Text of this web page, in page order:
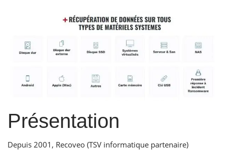
Présentation
Depuis 2001, Recoveo (TSV informatique partenaire)